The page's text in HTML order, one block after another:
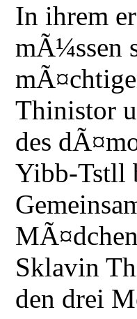
In ihrem
mÃ¼ssen
Thinistor
des
Yibb-Tstll
Sklavin
den drei